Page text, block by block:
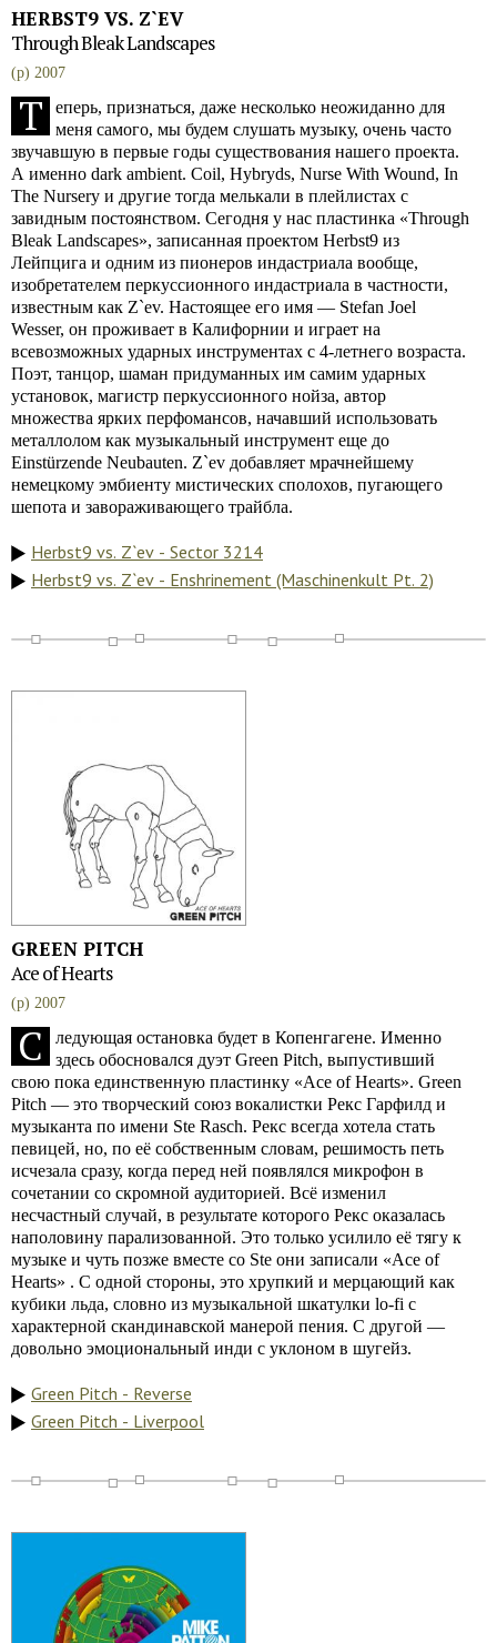
HERBST9 VS. Z`EV
Through Bleak Landscapes
(p) 2007
Т
еперь, признаться, даже несколько неожиданно для
меня самого, мы будем слушать музыку, очень часто
звучавшую в первые годы существования нашего проекта.
А именно dark ambient. Coil, Hybryds, Nurse With Wound, In
The Nursery и другие тогда мелькали в плейлистах с
завидным постоянством. Сегодня у нас пластинка «Through
Bleak Landscapes», записанная проектом Herbst9 из
Лейпцига и одним из пионеров индастриала вообще,
изобретателем перкуссионного индастриала в частности,
известным как Z`ev. Настоящее его имя — Stefan Joel
Wesser, он проживает в Калифорнии и играет на
всевозможных ударных инструментах с 4-летнего возраста.
Поэт, танцор, шаман придуманных им самим ударных
установок, магистр перкуссионного нойза, автор
множества ярких перфомансов, начавший использовать
металлолом как музыкальный инструмент еще до
Einstürzende Neubauten. Z`ev добавляет мрачнейшему
немецкому эмбиенту мистических сполохов, пугающего
шепота и завораживающего трайбла.
Herbst9 vs. Z`ev - Sector 3214
Herbst9 vs. Z`ev - Enshrinement (Maschinenkult Pt. 2)
GREEN PITCH
Ace of Hearts
(p) 2007
С
ледующая остановка будет в Копенгагене. Именно
здесь обосновался дуэт Green Pitch, выпустивший
свою пока единственную пластинку «Ace of Hearts». Green
Pitch — это творческий союз вокалистки Рекс Гарфилд и
музыканта по имени Ste Rasch. Рекс всегда хотела стать
певицей, но, по её собственным словам, решимость петь
исчезала сразу, когда перед ней появлялся микрофон в
сочетании со скромной аудиторией. Всё изменил
несчастный случай, в результате которого Рекс оказалась
наполовину парализованной. Это только усилило её тягу к
музыке и чуть позже вместе со Ste они записали «Ace of
Hearts» . С одной стороны, это хрупкий и мерцающий как
кубики льда, словно из музыкальной шкатулки lo-fi с
характерной скандинавской манерой пения. С другой —
довольно эмоциональный инди с уклоном в шугейз.
Green Pitch - Reverse
Green Pitch - Liverpool